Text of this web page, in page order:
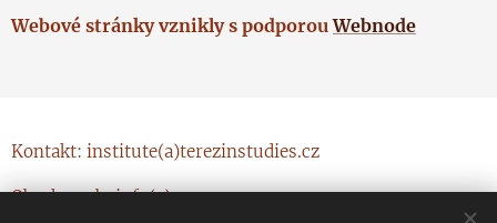
Webové stránky vznikly s podporouWebnode
Kontakt: institute(a)terezinstudies.cz
Obsah, web: info(a)ccgpr.cz